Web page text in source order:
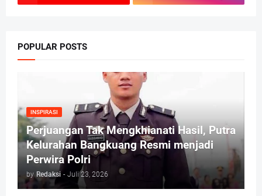
POPULAR POSTS
INSPIRASI
Perjuangan Tak Mengkhianati Hasil, Putra
Kelurahan Bangkuang Resmi menjadi
Perwira Polri
by Redaksi - Juli 23, 2026